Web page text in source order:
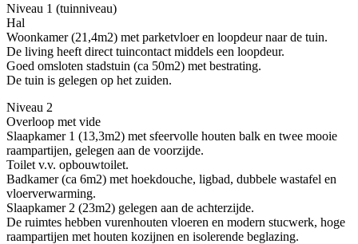
Niveau 1 (tuinniveau)
Hal
Woonkamer (21,4m2) met parketvloer en loopdeur naar de tuin.
De living heeft direct tuincontact middels een loopdeur.
Goed omsloten stadstuin (ca 50m2) met bestrating.
De tuin is gelegen op het zuiden.
Niveau 2
Overloop met vide
Slaapkamer 1 (13,3m2) met sfeervolle houten balk en twee mooie
raampartijen, gelegen aan de voorzijde.
Toilet v.v. opbouwtoilet.
Badkamer (ca 6m2) met hoekdouche, ligbad, dubbele wastafel en
vloerverwarming.
Slaapkamer 2 (23m2) gelegen aan de achterzijde.
De ruimtes hebben vurenhouten vloeren en modern stucwerk, hoge
raampartijen met houten kozijnen en isolerende beglazing.